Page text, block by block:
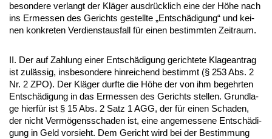
be­son­de­re ver­langt der Kläger aus­drück­lich ei­ne der Höhe nach
ins Er­mes­sen des Ge­richts ge­stell­te „Entschädi­gung“ und kei­
nen kon­kre­ten Ver­dienst­aus­fall für ei­nen be­stimm­ten Zeit­raum.
II. Der auf Zah­lung ei­ner Entschädi­gung ge­rich­te­te Kla­ge­an­trag
ist zulässig, ins­be­son­de­re hin­rei­chend be­stimmt (§ 253 Abs. 2
Nr. 2 ZPO). Der Kläger durf­te die Höhe der von ihm be­gehr­ten
Entschädi­gung in das Er­mes­sen des Ge­richts stel­len. Grund­la­
ge hierfür ist § 15 Abs. 2 Satz 1 AGG, der für ei­nen Scha­den,
der nicht Vermögens­scha­den ist, ei­ne an­ge­mes­se­ne Entschädi­
gung in Geld vor­sieht. Dem Ge­richt wird bei der Be­stim­mung